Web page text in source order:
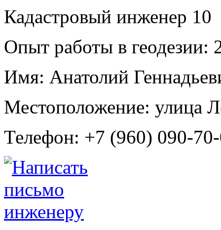
Кадастровый инженер 10
Опыт работы в геодезии:
Имя: Анатолий
Местоположение: улица
Телефон: +7 (960) 090-